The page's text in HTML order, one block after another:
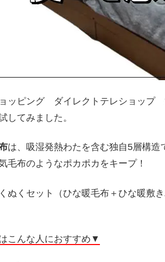
ッピング ダイレクトテレショップ
してみました。
は、吸湿発熱わたを含む独自5層構
毛布のようなポカポカをキープ！
ぬくセット（ひな暖毛布＋ひな暖敷
こんな人におすすめ▼